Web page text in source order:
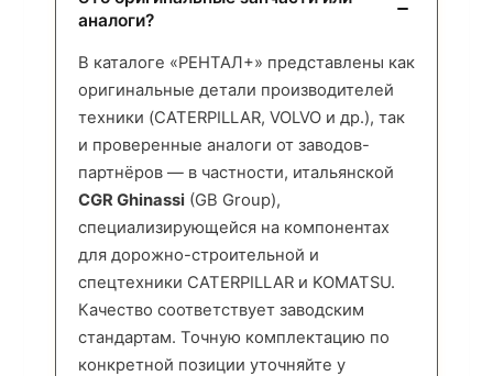
аналоги?
В каталоге «РЕНТАЛ+» представлены как
оригинальные детали производителей
техники (CATERPILLAR, VOLVO и др.), так
и проверенные аналоги от заводов-
партнёров — в частности, итальянской
CGR Ghinassi (GB Group),
специализирующейся на компонентах
для дорожно-строительной и
спецтехники CATERPILLAR и KOMATSU.
Качество соответствует заводским
стандартам. Точную комплектацию по
конкретной позиции уточняйте у